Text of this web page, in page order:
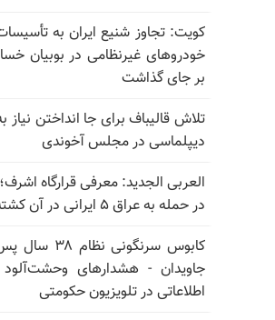
کویت: تجاوز شنیع ایران به
خودروهای غیرنظامی در بوبیان
بر جای گذاشت
تلاش قالیباف برای جا انداختن نیاز
دیپلماسی در مجلس آخوندی
العربی الجدید: معرفی قرارگاه
در حمله به عراق ۵ ایرانی در آن کشته شدند
کابوس سرنگونی
جاویدان - هشدارهای
اطلاعاتی در تلویزیون حکومتی